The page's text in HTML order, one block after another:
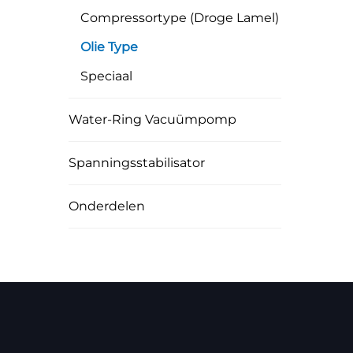
Compressortype (droge Lamel)
Olie Type
Speciaal
Water-Ring Vacuümpomp
Spanningsstabilisator
Onderdelen